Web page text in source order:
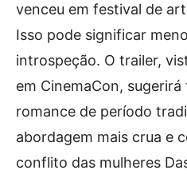
venceu em festival de
Isso pode significar
introspeção. O trailer,
em CinemaCon,
romance de período
abordagem mais crua e
conflito das mulheres